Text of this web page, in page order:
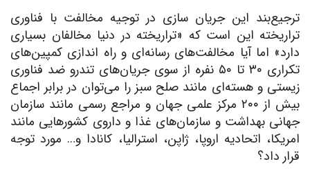
ترجیع‌بند این جریان سازی در توجیه مخالفت با فناوری
تراریخته این است که «تراریخته در دنیا مخالفان بسیاری
دارد» اما آیا مخالفت‌های رسانه‌ای و راه اندازی کمپین‌های
تکراری ۳۰ تا ۵۰ نفره از سوی جریان‌های تندرو ضد فناوری
زیستی و هسته‌ای مانند صلح سبز را می‌توان در برابر اجماع
بیش از ۲۰۰ مرکز علمی جهان و مراجع رسمی مانند سازمان
جهانی بهداشت و سازمان‌های غذا و داروی کشورهایی مانند
امریکا، اتحادیه اروپا، ژاپن، استرالیا، کانادا و… مورد توجه
قرار داد؟